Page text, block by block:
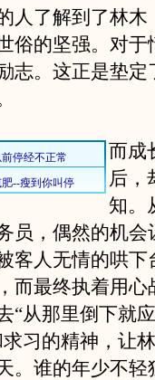
人了解到了林木
俗的坚强。对于
志。这正是垫定
而成
后，
知。
员，偶然的机会
客人无情的哄下
而最终执着用心
“从那里倒下就
习的精神，让
。谁的年少不轻